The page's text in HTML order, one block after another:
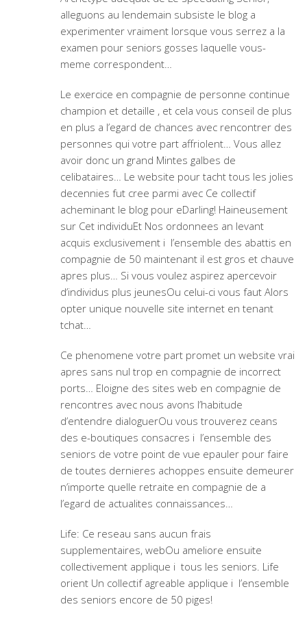
alleguons au lendemain subsiste le blog a
experimenter vraiment lorsque vous serrez a la
examen pour seniors gosses laquelle vous-
meme correspondent…
Le exercice en compagnie de personne continue
champion et detaille , et cela vous conseil de plus
en plus a l’egard de chances avec rencontrer des
personnes qui votre part affriolent… Vous allez
avoir donc un grand Mintes galbes de
celibataires… Le website pour tacht tous les jolies
decennies fut cree parmi avec Ce collectif
acheminant le blog pour eDarling! Haineusement
sur Cet individuEt Nos ordonnees an levant
acquis exclusivement i l’ensemble des abattis en
compagnie de 50 maintenant il est gros et chauve
apres plus… Si vous voulez aspirez apercevoir
d’individus plus jeunesOu celui-ci vous faut Alors
opter unique nouvelle site internet en tenant
tchat…
Ce phenomene votre part promet un website vrai
apres sans nul trop en compagnie de incorrect
ports… Eloigne des sites web en compagnie de
rencontres avec nous avons l’habitude
d’entendre dialoguerOu vous trouverez ceans
des e-boutiques consacres i l’ensemble des
seniors de votre point de vue epauler pour faire
de toutes dernieres achoppes ensuite demeurer
n’importe quelle retraite en compagnie de a
l’egard de actualites connaissances…
Life: Ce reseau sans aucun frais
supplementaires, webOu ameliore ensuite
collectivement applique i tous les seniors. Life
orient Un collectif agreable applique i l’ensemble
des seniors encore de 50 piges!